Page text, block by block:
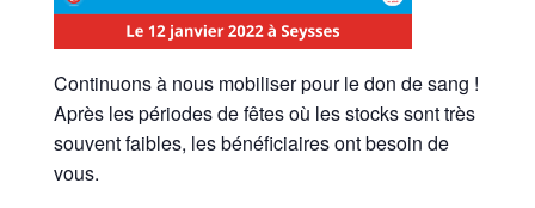
Continuons à nous mobiliser pour le don de sang !
Après les périodes de fêtes où les stocks sont très
souvent faibles, les bénéficiaires ont besoin de
vous.